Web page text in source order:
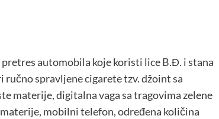
automobila koje koristi lice B.Đ. i stana
spravljene cigarete tzv. džoint sa
materije, digitalna vaga sa tragovima zelene
mobilni telefon, određena količina